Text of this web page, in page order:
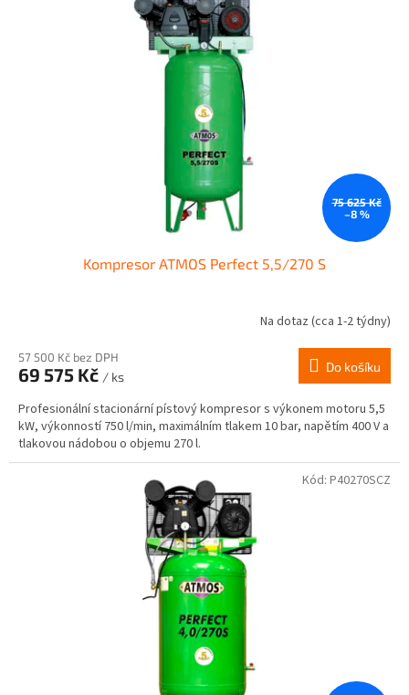
75 625 Kč
–8 %
Kompresor ATMOS Perfect 5,5/270 S
Na dotaz (cca 1-2 týdny)
57 500 Kč bez DPH
69 575 Kč / ks
Do košíku
Profesionální stacionární pístový kompresor s výkonem motoru 5,5
kW, výkonností 750 l/min, maximálním tlakem 10 bar, napětím 400 V a
tlakovou nádobou o objemu 270 l.
Kód: P40270SCZ